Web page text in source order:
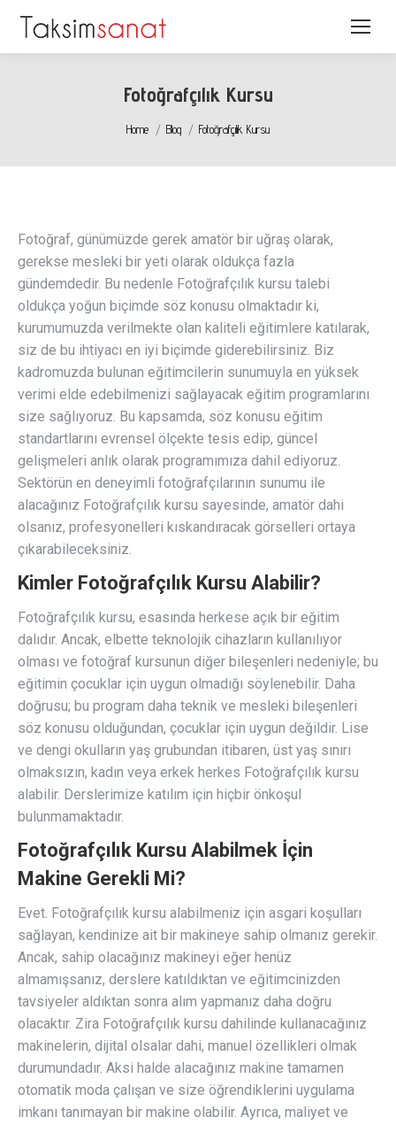
Fotoğrafçılık Kursu
You are here:
Home Blog Fotoğrafçılık Kursu
Fotoğraf, günümüzde gerek amatör bir uğraş olarak,
gerekse mesleki bir yeti olarak oldukça fazla
gündemdedir. Bu nedenle Fotoğrafçılık kursu talebi
oldukça yoğun biçimde söz konusu olmaktadır ki,
kurumumuzda verilmekte olan kaliteli eğitimlere katılarak,
siz de bu ihtiyacı en iyi biçimde giderebilirsiniz. Biz
kadromuzda bulunan eğitimcilerin sunumuyla en yüksek
verimi elde edebilmenizi sağlayacak eğitim programlarını
size sağlıyoruz. Bu kapsamda, söz konusu eğitim
standartlarını evrensel ölçekte tesis edip, güncel
gelişmeleri anlık olarak programımıza dahil ediyoruz.
Sektörün en deneyimli fotoğrafçılarının sunumu ile
alacağınız Fotoğrafçılık kursu sayesinde, amatör dahi
olsanız, profesyonelleri kıskandıracak görselleri ortaya
çıkarabileceksiniz.
Kimler Fotoğrafçılık Kursu Alabilir?
Fotoğrafçılık kursu, esasında herkese açık bir eğitim
dalıdır. Ancak, elbette teknolojik cihazların kullanılıyor
olması ve fotoğraf kursunun diğer bileşenleri nedeniyle; bu
eğitimin çocuklar için uygun olmadığı söylenebilir. Daha
doğrusu; bu program daha teknik ve mesleki bileşenleri
söz konusu olduğundan, çocuklar için uygun değildir. Lise
ve dengi okulların yaş grubundan itibaren, üst yaş sınırı
olmaksızın, kadın veya erkek herkes Fotoğrafçılık kursu
alabilir. Derslerimize katılım için hiçbir önkoşul
bulunmamaktadır.
Fotoğrafçılık Kursu Alabilmek İçin
Makine Gerekli Mi?
Evet. Fotoğrafçılık kursu alabilmeniz için asgari koşulları
sağlayan, kendinize ait bir makineye sahip olmanız gerekir.
Ancak, sahip olacağınız makineyi eğer henüz
almamışsanız, derslere katıldıktan ve eğitimcinizden
tavsiyeler aldıktan sonra alım yapmanız daha doğru
olacaktır. Zira Fotoğrafçılık kursu dahilinde kullanacağınız
makinelerin, dijital olsalar dahi, manuel özellikleri olmak
durumundadır. Aksi halde alacağınız makine tamamen
otomatik moda çalışan ve size öğrendiklerini uygulama
imkanı tanımayan bir makine olabilir. Ayrıca, maliyet ve